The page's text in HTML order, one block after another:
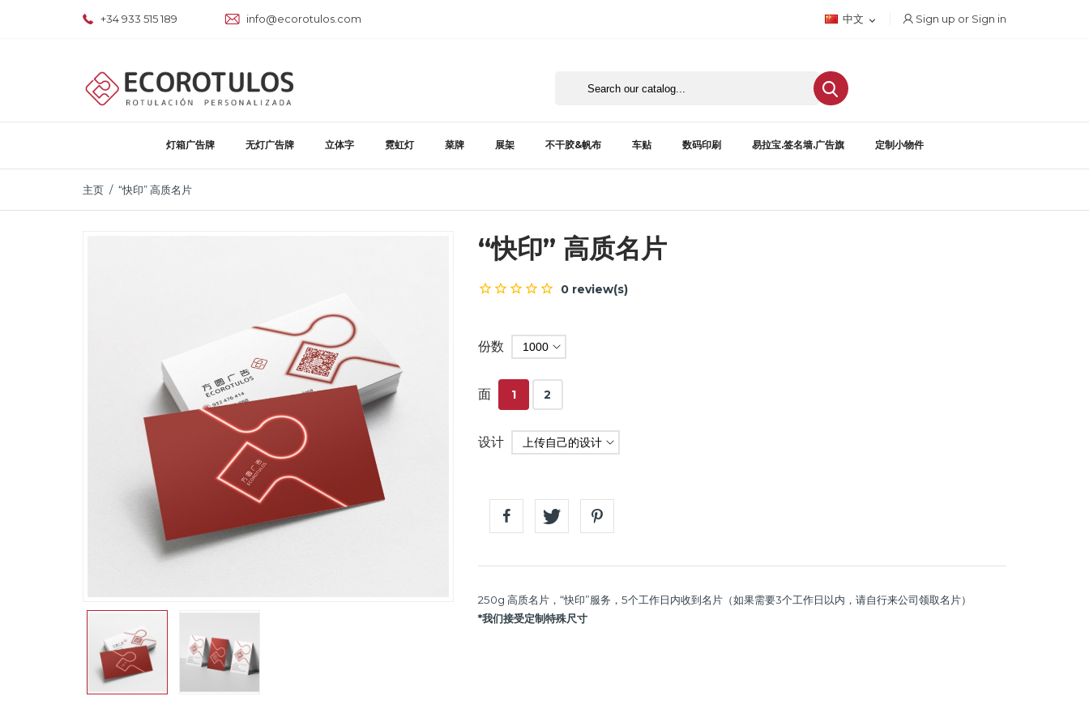
+34 933 515 189 info@ecorotulos.com 中文  Sign up or Sign in
灯箱广告牌 无灯广告牌 立体字 霓虹灯 菜牌 展架 不干胶&帆布 车贴 数码印刷 易拉宝.签名墙.广告旗 定制小物件
主页 “快印” 高质名片
“快印” 高质名片
0 review(s)
份数
面 1 2
设计
250g 高质名片，“快印”服务，5个工作日内收到名片（如果需要3个工作日以内，请自行来公司领取名片）
*我们接受定制特殊尺寸